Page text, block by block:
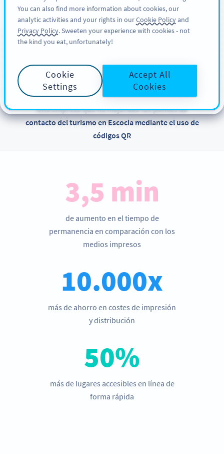
REGÍSTRESE
CASOS DE ÉXITO DE NUESTROS CLIENTES
Te presentamos
Downtown CityMaps
Una empresa que ha mejorado los puntos de
contacto del turismo en Escocia mediante el uso de
códigos QR
3,5 min
de aumento en el tiempo de
permanencia en comparación con los
medios impresos
10.000x
más de ahorro en costes de impresión
y distribución
50%
más de lugares accesibles en línea de
forma rápida
You can also find more information about cookies, our
analytic activities and your rights in ourCookie Policyand
Privacy Policy. Sweeten your experience with cookies - not
the kind you eat, unfortunately!
Cookie
Settings
Accept All
Cookies